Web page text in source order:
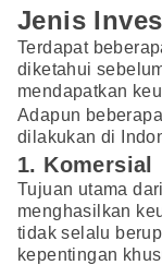
Jenis
Terdapat
diketahui
mendapatkan
Adapun
dilakukan di
1. Komersial
Tujuan utama
menghasilkan
tidak selalu
kepentingan